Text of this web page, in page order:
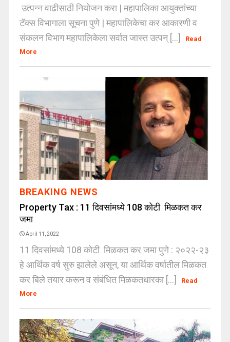
उत्पन्न वाढीसाठी नियोजन करा | महापालिका आयुक्तांच्या
टॅक्स विभागाला सूचना पुणे | महापालिकेचा कर आकारणी व
संकलन विभाग महापालिकेला सर्वात जास्त उत्पन् [...]
Read
More
BREAKING NEWS
Property Tax : 11 दिवसांमध्ये 108 कोटी मिळकत कर
जमा
April 11, 2022
11 दिवसांमध्ये 108 कोटी मिळकत कर जमा पुणे : २०२२-२३
हे आर्थिक वर्ष सुरु झालेले असून, या आर्थिक वर्षातील मिळकत
कर बिले तयार करून व संबंधित मिळकतधारका [...]
Read
More